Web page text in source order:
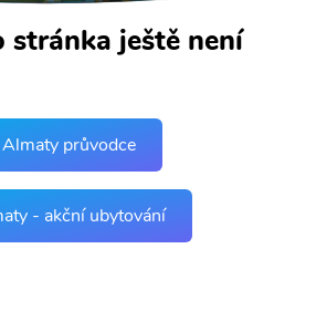
stránka ještě není
Almaty průvodce
- akční ubytování